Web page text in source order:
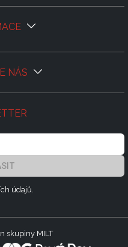
NÁS
údajů.
skupiny MILT